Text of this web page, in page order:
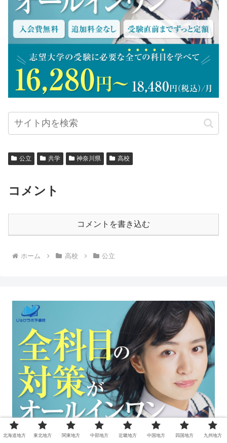
公立 共学 神奈川県 高校
コメント
コメントを書き込む
ホーム 高校 公立
北海道地方 東北地方 関東地方 中部地方 近畿地方 中国地方 四国地方 九州地方